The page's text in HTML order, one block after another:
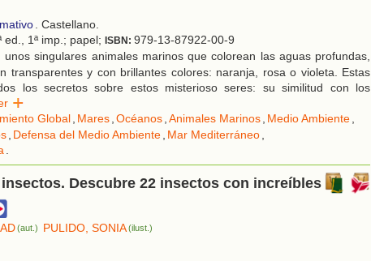
. Castellano.
1ª imp.; papel; ISBN: 979-13-87922-00-9
unos singulares animales marinos que colorean las aguas profundas,
transparentes y con brillantes colores: naranja, rosa o violeta. Estas
los secretos sobre estos misterioso seres: su similitud con los
Global, Mares,Océanos,Animales Marinos, Medio Ambiente,
, Defensa del Medio Ambiente, Mar Mediterráneo,
.
Descubre 22 insectos con increíbles
(aut.) PULIDO, SONIA(ilust.)